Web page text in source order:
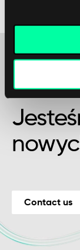
Może to
Contact us